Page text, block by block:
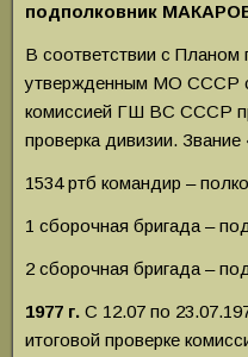
подполковник
В соответствии с Планом
утвержденным МО СССР с
комиссией ГШ ВС СССР
проверка дивизии. Звание
1534 ртб командир –
1 сборочная бригада –
2 сборочная бригада –
1977 г. С 12.07 по
итоговой проверке